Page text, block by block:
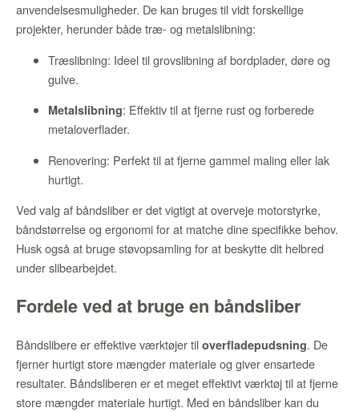
anvendelsesmuligheder. De kan bruges til vidt forskellige
projekter, herunder både træ- og metalslibning:
Træslibning: Ideel til grovslibning af bordplader, døre og
gulve.
Metalslibning: Effektiv til at fjerne rust og forberede
metaloverflader.
Renovering: Perfekt til at fjerne gammel maling eller lak
hurtigt.
Ved valg af båndsliber er det vigtigt at overveje motorstyrke,
båndstørrelse og ergonomi for at matche dine specifikke behov.
Husk også at bruge støvopsamling for at beskytte dit helbred
under slibearbejdet.
Fordele ved at bruge en båndsliber
Båndslibere er effektive værktøjer til overfladepudsning. De
fjerner hurtigt store mængder materiale og giver ensartede
resultater. Båndsliberen er et meget effektivt værktøj til at fjerne
store mængder materiale hurtigt. Med en båndsliber kan du